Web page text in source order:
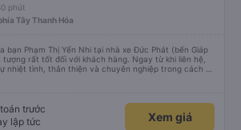
phút
Tây Thanh Hóa
bạn Phạm Thị Yến Nhi tại nhà xe Đức Phát (bến Giáp
rất tốt đối với khách hàng. Ngay từ khi liên hệ,
nhiệt tình, thân thiện và chuyên nghiệp trong cách tư
được giải đáp rõ ràng, nhanh chóng, giúp khách hàng
chỗ, xác nhận thông tin đến nhắc nhở giờ xe chạy.
này giúp khách hàng cảm thấy yên tâm và tin tưởng
Phát. Thái độ làm việc nghiêm túc,
trước
lập tức
Xem giá